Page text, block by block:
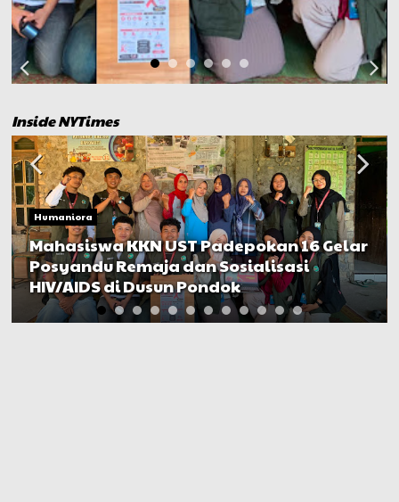
Inside NYTimes
Humaniora
Mahasiswa KKN UST Padepokan 16 Gelar
Posyandu Remaja dan Sosialisasi
HIV/AIDS di Dusun Pondok